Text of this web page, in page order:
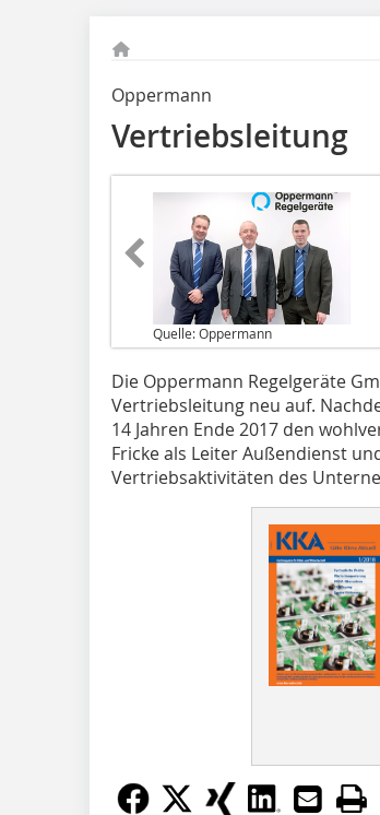
Oppermann
Vertriebsleitung
Quelle: Oppermann
Die Oppermann Regelgeräte
Vertriebsleitung neu auf.
14 Jahren Ende 2017 den
Fricke als Leiter Außendienst
Vertriebsaktivitäten des